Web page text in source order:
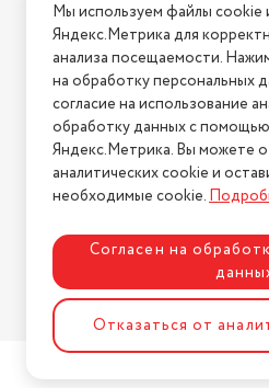
Условия
Нашли ошибку на сайте?
2026 © Интернет-магазин
Политика
Разработка сайта
Мы используем файлы cookie
Яндекс.Метрика для
анализа посещаемости.
на обработку персональных
согласие на использование
обработку данных с
Яндекс.Метрика. Вы можете
аналитических cookie и
необходимые cookie.
Согласен на
Отказаться от